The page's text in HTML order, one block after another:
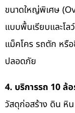
ขนาดใหญ่พิเศษ
แบบพื้นเรียบและโ
แม็คโคร รถตัก หรื
ปลอดภัย
4. บริการรถ 10 ล้
วัสดุก่อสร้าง ดิน หิน